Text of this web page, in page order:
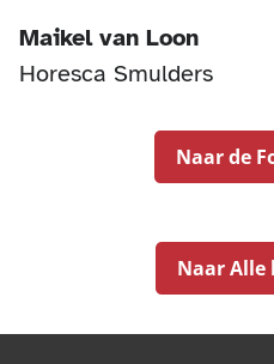
Maikel van Loon
Horesca Smulders
Naar de
Naar Alle